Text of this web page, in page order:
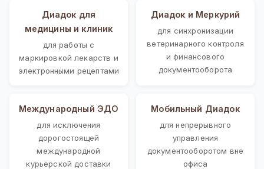
Диадок для
медицины и клиник
для работы с
маркировкой лекарств и
электронными рецептами
Диадок и Меркурий
для синхронизации
ветеринарного контроля
и финансового
документооборота
Международный ЭДО
для исключения
дорогостоящей
международной
курьерской доставки
Мобильный Диадок
для непрерывного
управления
документооборотом вне
офиса